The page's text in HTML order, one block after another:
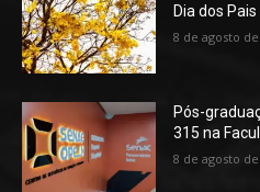
Dia dos
8 de agosto
Pós-
315 na
8 de agosto